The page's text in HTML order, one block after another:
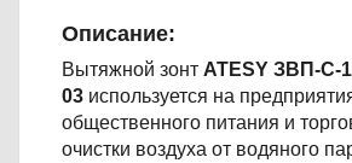
Описание:
Вытяжной зонт ATESY ЗВП-С-
03 используется на
общественного питания и
очистки воздуха от водяного